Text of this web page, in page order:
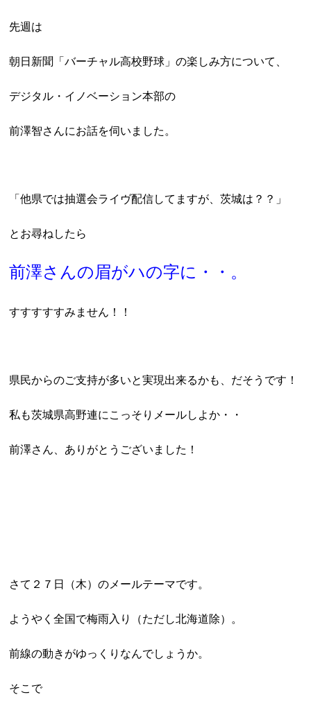
先週は
朝日新聞「バーチャル高校野球」の楽しみ方について、
デジタル・イノベーション本部の
前澤智さんにお話を伺いました。
「他県では抽選会ライヴ配信してますが、茨城は？？」
とお尋ねしたら
前澤さんの眉がハの字に・・。
すすすすすみません！！
県民からのご支持が多いと実現出来るかも、だそうです！
私も茨城県高野連にこっそりメールしよか・・
前澤さん、ありがとうございました！
さて２７日（木）のメールテーマです。
ようやく全国で梅雨入り（ただし北海道除）。
前線の動きがゆっくりなんでしょうか。
そこで